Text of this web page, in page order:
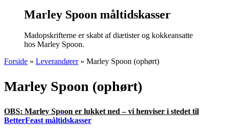
Marley Spoon måltidskasser
Madopskrifterne er skabt af diætister og kokkeansatte
hos Marley Spoon.
Forside » Leverandører» Marley Spoon (ophørt)
Marley Spoon (ophørt)
OBS: Marley Spoon er lukket ned – vi henviser i stedet til
BetterFeast måltidskasser